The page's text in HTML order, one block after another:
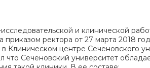
и клинической
приказом ректора от 27 марта 2018
Клиническом центре Сеченовского
Сеченовский университет